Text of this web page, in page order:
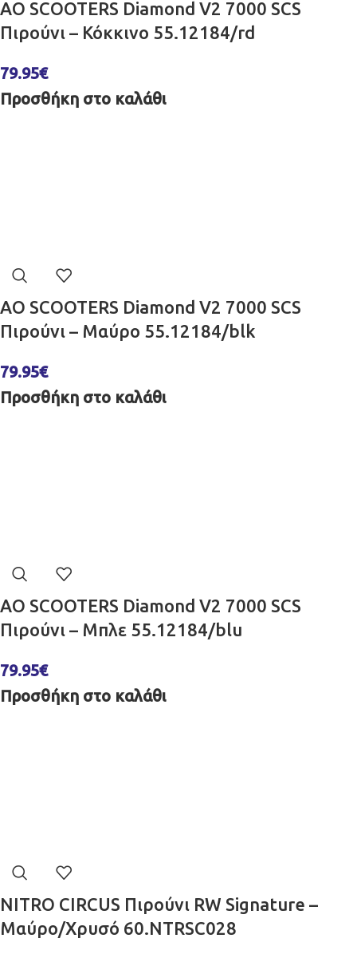
AO SCOOTERS Diamond V2 7000 SCS
Πιρούνι – Κόκκινο 55.12184/rd
79.95€
Προσθήκη στο καλάθι
AO SCOOTERS Diamond V2 7000 SCS
Πιρούνι – Μαύρο 55.12184/blk
79.95€
Προσθήκη στο καλάθι
AO SCOOTERS Diamond V2 7000 SCS
Πιρούνι – Μπλε 55.12184/blu
79.95€
Προσθήκη στο καλάθι
NITRO CIRCUS Πιρούνι RW Signature –
Μαύρο/Χρυσό 60.NTRSC028